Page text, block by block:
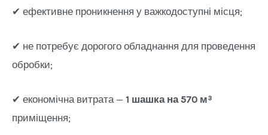
✔ ефективне проникнення у важкодоступні місця;
✔ не потребує дорогого обладнання для проведення
обробки;
✔ економічна витрата — 1 шашка на 570 м³
приміщення;